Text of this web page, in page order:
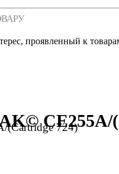
проявленный к
724)
CE255A/